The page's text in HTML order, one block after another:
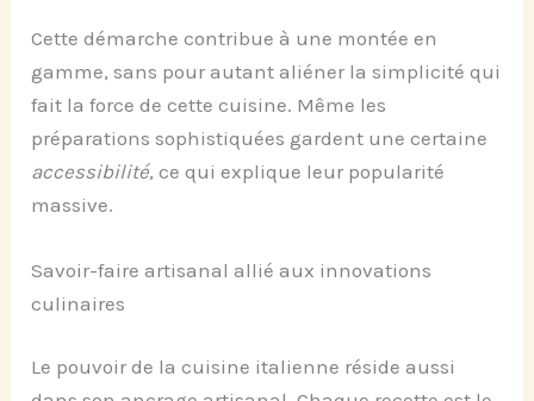
Cette démarche contribue à une montée en
gamme, sans pour autant aliéner la simplicité qui
fait la force de cette cuisine. Même les
préparations sophistiquées gardent une certaine
accessibilité, ce qui explique leur popularité
massive.
Savoir-faire artisanal allié aux innovations
culinaires
Le pouvoir de la cuisine italienne réside aussi